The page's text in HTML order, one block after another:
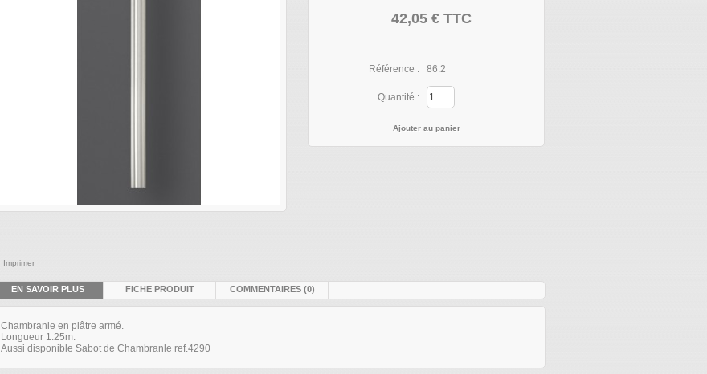
Imprimer
42,05 € TTC
Référence : 86.2
Quantité :
EN SAVOIR PLUS FICHE PRODUIT COMMENTAIRES (0)
Chambranle en plâtre armé.
Longueur 1.25m.
Aussi disponible Sabot de Chambranle ref.4290